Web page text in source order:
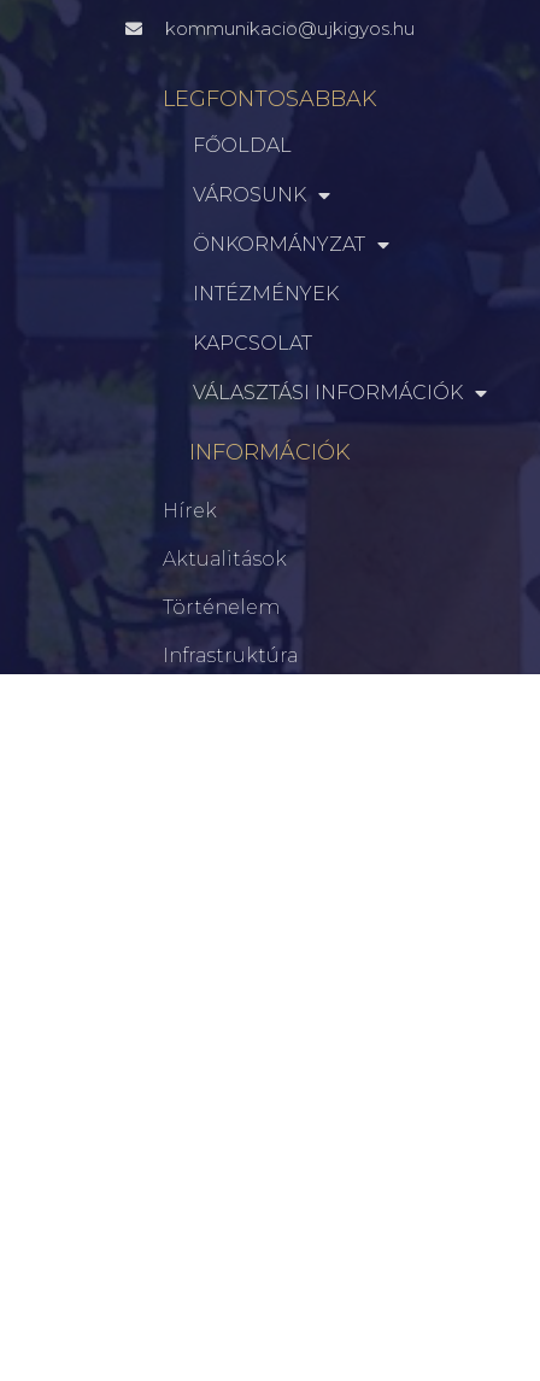
kommunikacio@ujkigyos.hu
LEGFONTOSABBAK
FŐOLDAL
VÁROSUNK
ÖNKORMÁNYZAT
INTÉZMÉNYEK
KAPCSOLAT
VÁLASZTÁSI INFORMÁCIÓK
INFORMÁCIÓK
Hírek
Aktualitások
Történelem
Infrastruktúra